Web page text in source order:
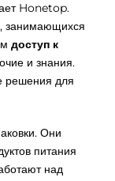
Honetop.
занимающихся
доступ к
и знания.
решения для
Они
питания
над